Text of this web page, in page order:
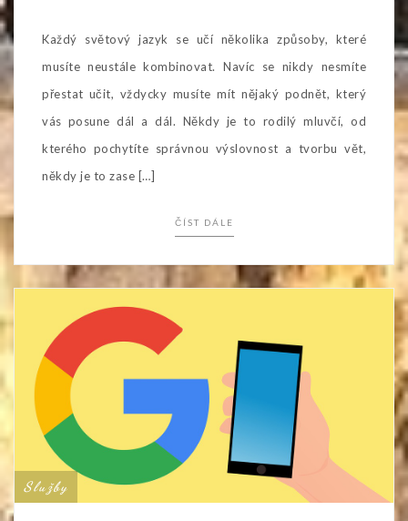
Každý světový jazyk se učí několika způsoby, které
musíte neustále kombinovat. Navíc se nikdy nesmíte
přestat učit, vždycky musíte mít nějaký podnět, který
vás posune dál a dál. Někdy je to rodilý mluvčí, od
kterého pochytíte správnou výslovnost a tvorbu vět,
někdy je to zase […]
ČÍST DÁLE
Služby